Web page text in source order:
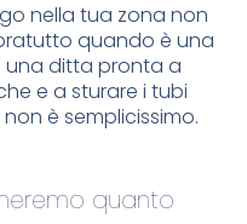
nella tua zona non
quando è una
una ditta pronta a
e a sturare i tubi
è semplicissimo.
quanto